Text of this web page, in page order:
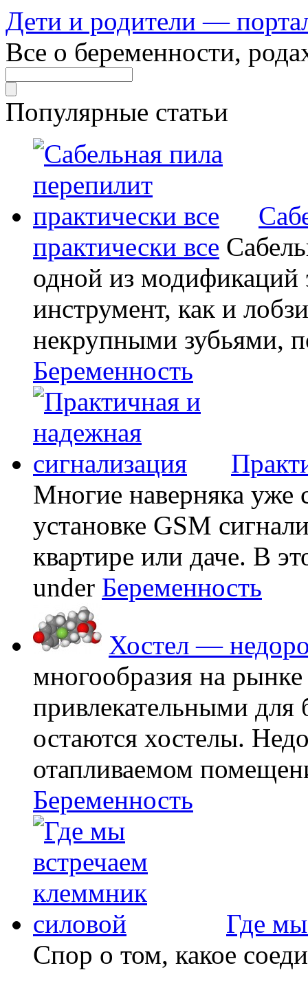
Дети и родители —
Все о беременности,
Популярные статьи
практически все
одной из модификаций
инструмент, как и
некрупными зубьями,
Беременность
Многие наверняка уже
установке GSM
квартире или даче. В
under Беременность
Хостел —
многообразия на
привлекательными
остаются хостелы.
отапливаемом
Беременность
Где
Спор о том, какое